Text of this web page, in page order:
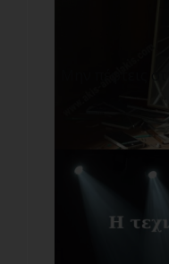
Μην πέφτεις